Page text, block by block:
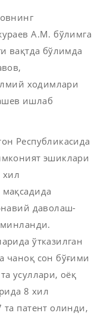
А.М. бўлимга
вақтда бўлимда
ходимлари
ишлаб
Республикасида
эшиклари
хил
даволаш-
ўтказилган
чаноқ сон бўғими
усуллари, оёқ
8 хил
патент олинди,